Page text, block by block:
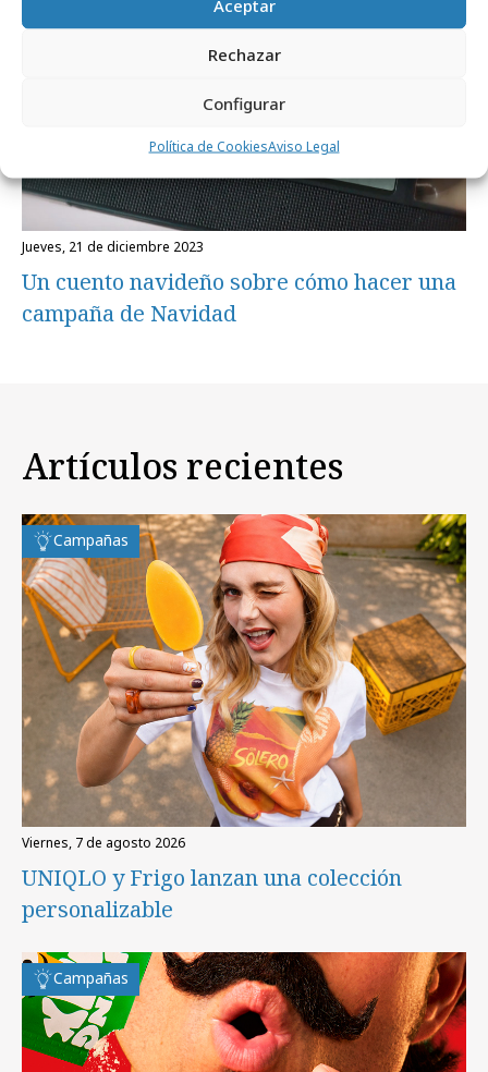
Aceptar
Rechazar
Configurar
Política de CookiesAviso Legal
jueves, 21 de diciembre 2023
Un cuento navideño sobre cómo hacer una
campaña de Navidad
Artículos recientes
Campañas
viernes, 7 de agosto 2026
UNIQLO y Frigo lanzan una colección
personalizable
Campañas